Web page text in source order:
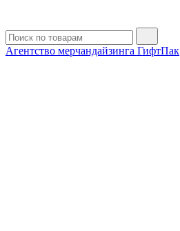
Агентство мерчандайзинга ГифтПак